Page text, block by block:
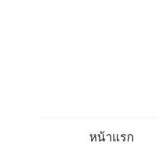
หน้าแรก